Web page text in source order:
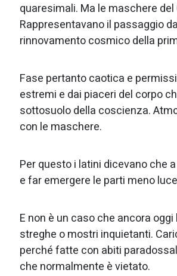
quaresimali. Ma le maschere
Rappresentavano il passaggio
rinnovamento cosmico della
Fase pertanto caotica e
estremi e dai piaceri del corpo
sottosuolo della coscienza.
con le maschere.
Per questo i latini dicevano che
e far emergere le parti meno
E non è un caso che ancora
streghe o mostri inquietanti.
perché fatte con abiti
che normalmente è vietato.